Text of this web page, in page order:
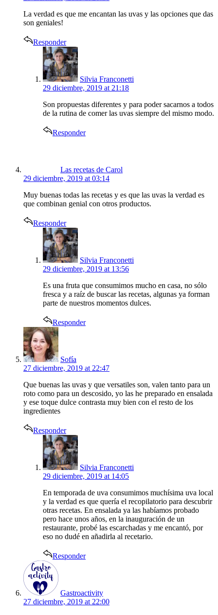
La verdad es que me encantan las uvas y las opciones que das
son geniales!
Responder
says:
Silvia Franconetti
29 diciembre, 2019 at 21:18
Son propuestas diferentes y para poder sacarnos a todos
de la rutina de comer las uvas siempre del mismo modo.
Responder
Las recetas de Carol
29 diciembre, 2019 at 03:14
Muy buenas todas las recetas y es que las uvas la verdad es
que combinan genial con otros productos.
Responder
says:
Silvia Franconetti
29 diciembre, 2019 at 13:56
Es una fruta que consumimos mucho en casa, no sólo
fresca y a raíz de buscar las recetas, algunas ya forman
parte de nuestros momentos dulces.
Responder
says:
Sofía
27 diciembre, 2019 at 22:47
Que buenas las uvas y que versatiles son, valen tanto para un
roto como para un descosido, yo las he preparado en ensalada
y ese toque dulce contrasta muy bien con el resto de los
ingredientes
Responder
says:
Silvia Franconetti
29 diciembre, 2019 at 14:05
En temporada de uva consumimos muchísima uva local
y la verdad es que quería el recopilatorio para descubrir
otras recetas. En ensalada ya las habíamos probado
pero hace unos años, en la inauguración de un
restaurante, probé las escarchadas y me encantó, por
eso no dudé en añadirla al recetario.
Responder
Gastroactivity
27 diciembre, 2019 at 22:00